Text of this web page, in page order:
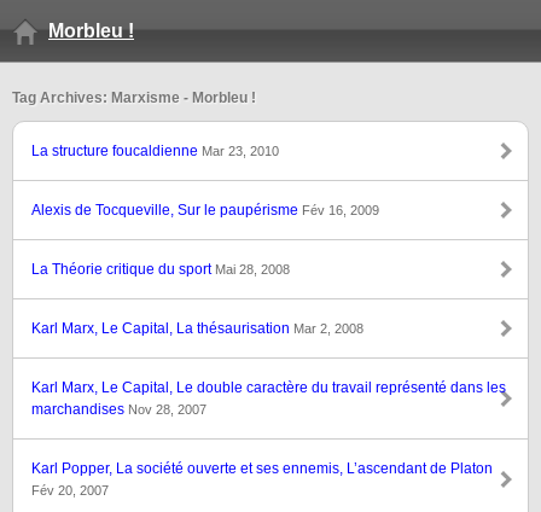
Morbleu !
Tag Archives: Marxisme - Morbleu !
La structure foucaldienne Mar 23, 2010
Alexis de Tocqueville, Sur le paupérisme Fév 16, 2009
La Théorie critique du sport Mai 28, 2008
Karl Marx, Le Capital, La thésaurisation Mar 2, 2008
Karl Marx, Le Capital, Le double caractère du travail représenté dans les
marchandises Nov 28, 2007
Karl Popper, La société ouverte et ses ennemis, L’ascendant de Platon
Fév 20, 2007